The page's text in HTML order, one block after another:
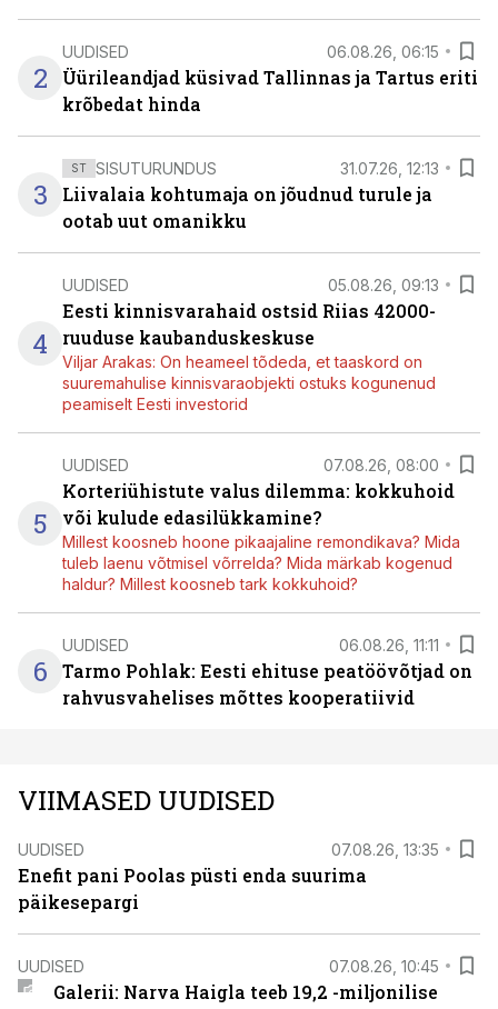
2
UUDISED 06.08.26, 06:15
Üürileandjad küsivad Tallinnas ja Tartus eriti
krõbedat hinda
3
ST SISUTURUNDUS 31.07.26, 12:13
Liivalaia kohtumaja on jõudnud turule ja
ootab uut omanikku
4
UUDISED 05.08.26, 09:13
Eesti kinnisvarahaid ostsid Riias 42000-
ruuduse kaubanduskeskuse
Viljar Arakas: On heameel tõdeda, et taaskord on
suuremahulise kinnisvaraobjekti ostuks kogunenud
peamiselt Eesti investorid
5
UUDISED 07.08.26, 08:00
Korteriühistute valus dilemma: kokkuhoid
või kulude edasilükkamine?
Millest koosneb hoone pikaajaline remondikava? Mida
tuleb laenu võtmisel võrrelda? Mida märkab kogenud
haldur? Millest koosneb tark kokkuhoid?
6
UUDISED 06.08.26, 11:11
Tarmo Pohlak: Eesti ehituse peatöövõtjad on
rahvusvahelises mõttes kooperatiivid
VIIMASED UUDISED
UUDISED 07.08.26, 13:35
Enefit pani Poolas püsti enda suurima
päikesepargi
UUDISED 07.08.26, 10:45
Galerii: Narva Haigla teeb 19,2 -miljonilise